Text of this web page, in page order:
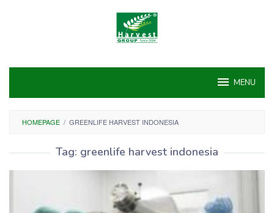
MENU
HOMEPAGE / GREENLIFE HARVEST INDONESIA
Tag: greenlife harvest indonesia